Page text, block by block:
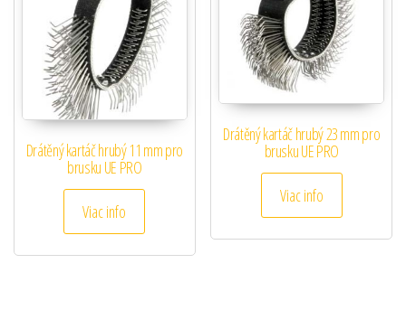
Drátěný kartáč hrubý 11 mm pro
brusku UE PRO
Viac info
Drátěný kartáč hrubý 23 mm pro
brusku UE PRO
Viac info